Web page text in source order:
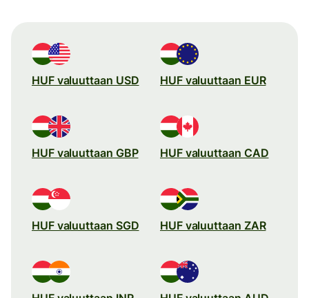
HUF valuuttaan USD HUF valuuttaan EUR
HUF valuuttaan GBP HUF valuuttaan CAD
HUF valuuttaan SGD HUF valuuttaan ZAR